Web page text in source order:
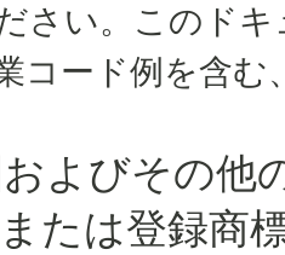
さい。このド
コード例を含
よびその
たは登録商